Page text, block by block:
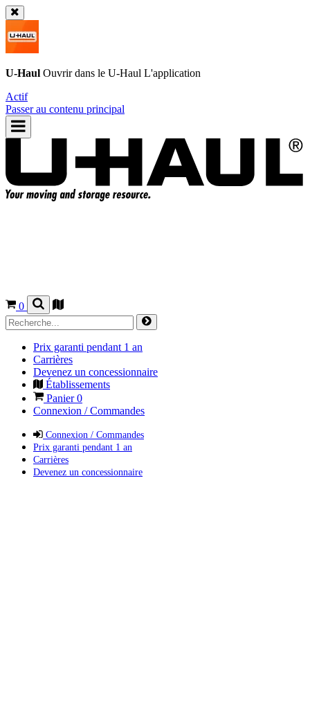
U-Haul Ouvrir dans le U-Haul L'application
Actif
Passer au contenu principal
0
Prix garanti pendant 1 an
Carrières
Devenez un concessionnaire
Établissements
Panier0
Connexion / Commandes
Connexion / Commandes
Prix garanti pendant 1 an
Carrières
Devenez un concessionnaire